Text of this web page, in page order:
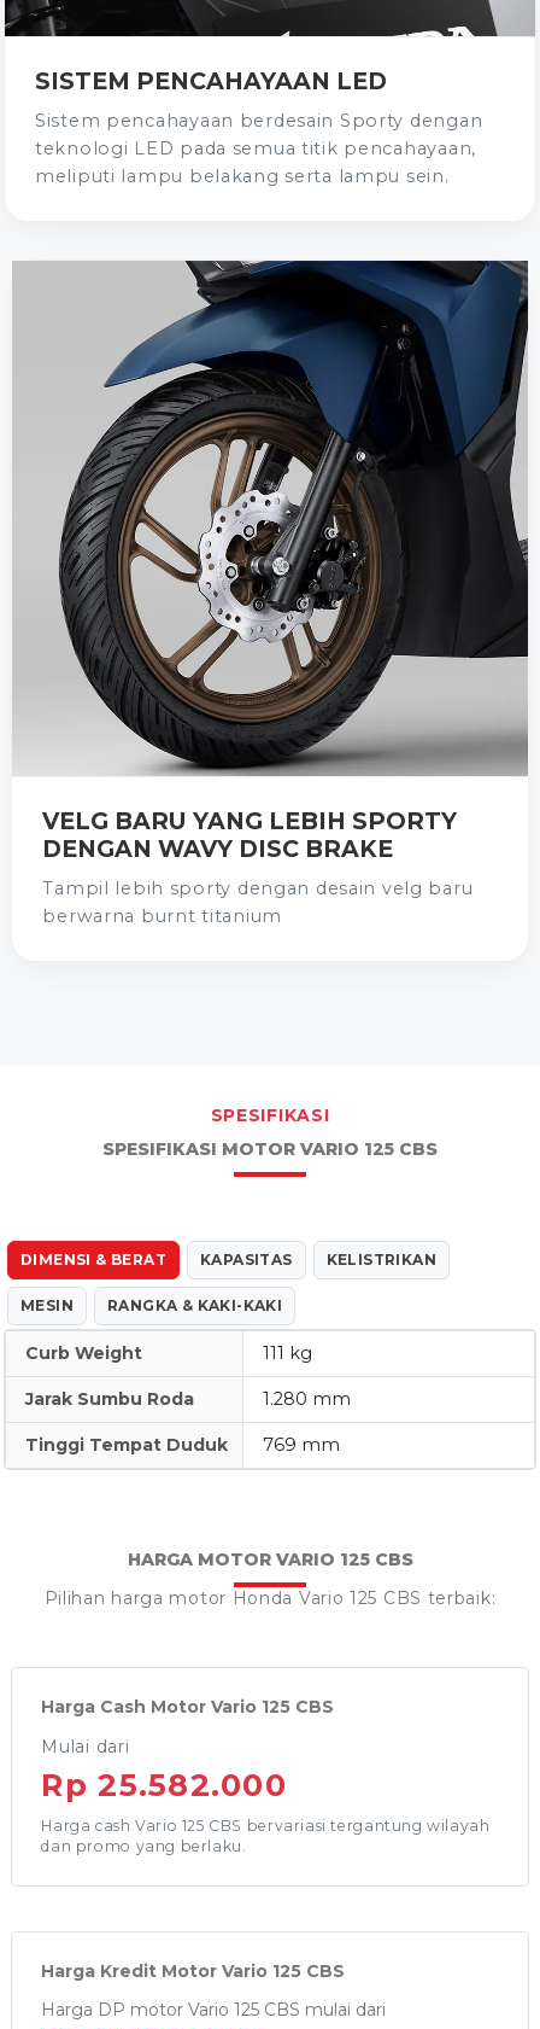
SISTEM PENCAHAYAAN LED
Sistem pencahayaan berdesain Sporty dengan
teknologi LED pada semua titik pencahayaan,
meliputi lampu belakang serta lampu sein.
VELG BARU YANG LEBIH SPORTY
DENGAN WAVY DISC BRAKE
Tampil lebih sporty dengan desain velg baru
berwarna burnt titanium
SPESIFIKASI
SPESIFIKASI MOTOR VARIO 125 CBS
DIMENSI & BERAT KAPASITAS KELISTRIKAN
MESIN RANGKA & KAKI-KAKI
Curb Weight 111 kg
Jarak Sumbu Roda 1.280 mm
Tinggi Tempat Duduk 769 mm
HARGA MOTOR VARIO 125 CBS
Pilihan harga motor Honda Vario 125 CBS terbaik:
Harga Cash Motor Vario 125 CBS
Mulai dari
Rp 25.582.000
Harga cash Vario 125 CBS bervariasi tergantung wilayah
dan promo yang berlaku.
Harga Kredit Motor Vario 125 CBS
Harga DP motor Vario 125 CBS mulai dari